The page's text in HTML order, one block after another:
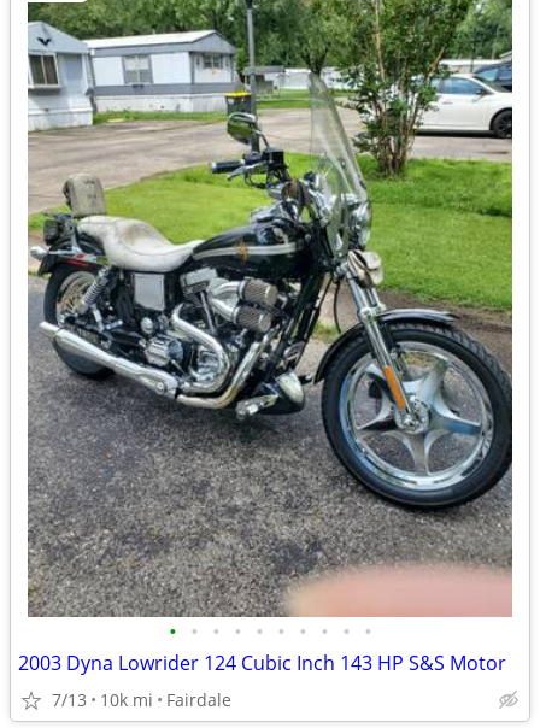
• • • • • • • • • •
2003 Dyna Lowrider 124 Cubic Inch 143 HP S&S Motor
7/13 10k mi Fairdale